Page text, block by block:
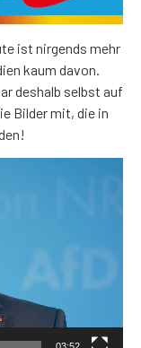
ist nirgends mehr
kaum davon.
deshalb selbst auf
Bilder mit, die in